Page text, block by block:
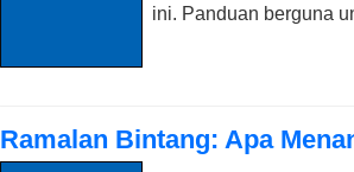
ini. Panduan berguna
Ramalan Bintang: Apa